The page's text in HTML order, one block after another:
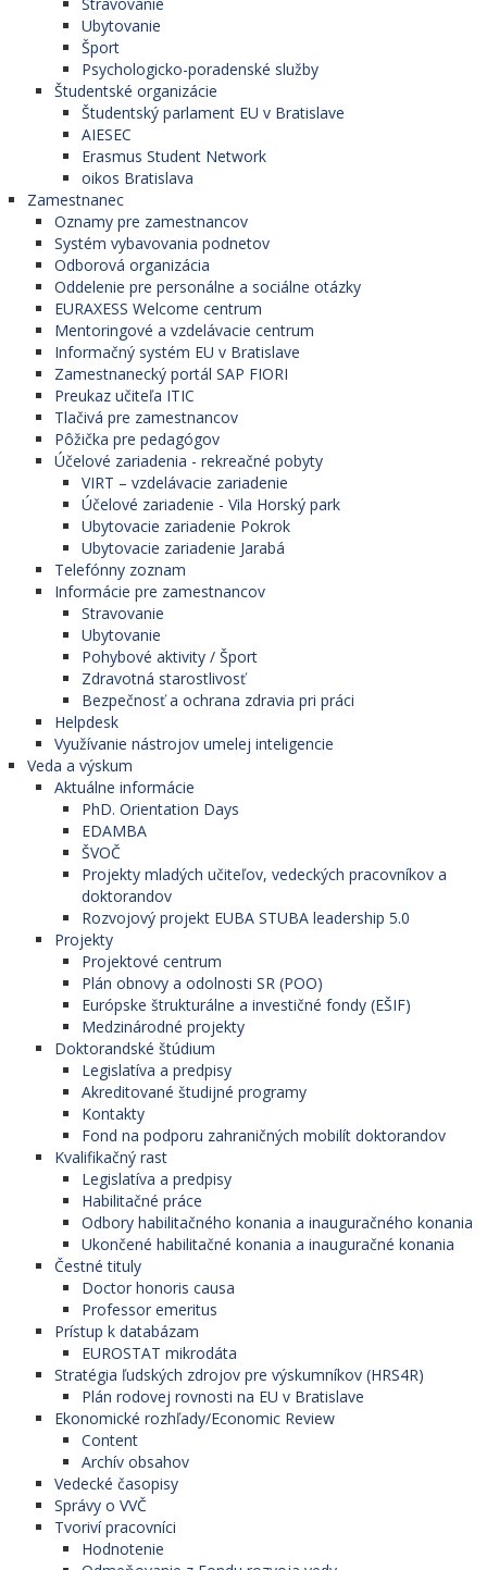
Ubytovanie
Šport
Psychologicko-poradenské služby
Študentské organizácie
Študentský parlament EU v Bratislave
AIESEC
Erasmus Student Network
oikos Bratislava
Zamestnanec
Oznamy pre zamestnancov
Systém vybavovania podnetov
Odborová organizácia
Oddelenie pre personálne a sociálne otázky
EURAXESS Welcome centrum
Mentoringové a vzdelávacie centrum
Informačný systém EU v Bratislave
Zamestnanecký portál SAP FIORI
Preukaz učiteľa ITIC
Tlačivá pre zamestnancov
Pôžička pre pedagógov
Účelové zariadenia - rekreačné pobyty
VIRT – vzdelávacie zariadenie
Účelové zariadenie - Vila Horský park
Ubytovacie zariadenie Pokrok
Ubytovacie zariadenie Jarabá
Telefónny zoznam
Informácie pre zamestnancov
Stravovanie
Ubytovanie
Pohybové aktivity / Šport
Zdravotná starostlivosť
Bezpečnosť a ochrana zdravia pri práci
Helpdesk
Využívanie nástrojov umelej inteligencie
Veda a výskum
Aktuálne informácie
PhD. Orientation Days
EDAMBA
ŠVOČ
Projekty mladých učiteľov, vedeckých pracovníkov a
doktorandov
Rozvojový projekt EUBA STUBA leadership 5.0
Projekty
Projektové centrum
Plán obnovy a odolnosti SR (POO)
Európske štrukturálne a investičné fondy (EŠIF)
Medzinárodné projekty
Doktorandské štúdium
Legislatíva a predpisy
Akreditované študijné programy
Kontakty
Fond na podporu zahraničných mobilít doktorandov
Kvalifikačný rast
Legislatíva a predpisy
Habilitačné práce
Odbory habilitačného konania a inauguračného konania
Ukončené habilitačné konania a inauguračné konania
Čestné tituly
Doctor honoris causa
Professor emeritus
Prístup k databázam
EUROSTAT mikrodáta
Stratégia ľudských zdrojov pre výskumníkov (HRS4R)
Plán rodovej rovnosti na EU v Bratislave
Ekonomické rozhľady/Economic Review
Content
Archív obsahov
Vedecké časopisy
Správy o VVČ
Tvoriví pracovníci
Hodnotenie